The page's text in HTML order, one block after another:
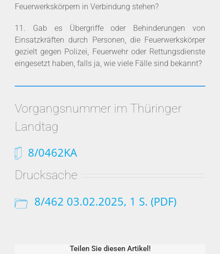
Feuerwerkskörpern in Verbindung stehen?
11. Gab es Übergriffe oder Behinderungen von
Einsatzkräften durch Personen, die Feuerwerkskörper
gezielt gegen Polizei, Feuerwehr oder Rettungsdienste
eingesetzt haben, falls ja, wie viele Fälle sind bekannt?
Vorgangsnummer im Thüringer
Landtag
8/0462KA
Drucksache
8/462 03.02.2025, 1 S. (PDF)
Teilen Sie diesen Artikel!